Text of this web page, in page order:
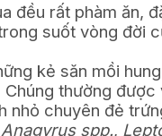
đều rất phàm
suốt vòng đời
kẻ săn mồi
thường được
nhỏ chuyên đẻ
Anagyrus spp.,